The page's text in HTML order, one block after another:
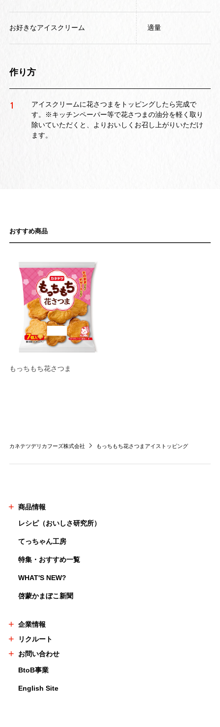
お好きなアイスクリーム 適量
作り方
1
アイスクリームに花さつまをトッピングしたら完成で
す。※キッチンペーパー等で花さつまの油分を軽く取り
除いていただくと、よりおいしくお召し上がりいただけ
ます。
おすすめ商品
もっちもち花さつま
カネテツデリカフーズ株式会社 もっちもち花さつまアイストッピング
商品情報
レシピ（おいしさ研究所）
てっちゃん工房
特集・おすすめ一覧
WHAT'S NEW?
啓蒙かまぼこ新聞
企業情報
リクルート
お問い合わせ
BtoB事業
English Site